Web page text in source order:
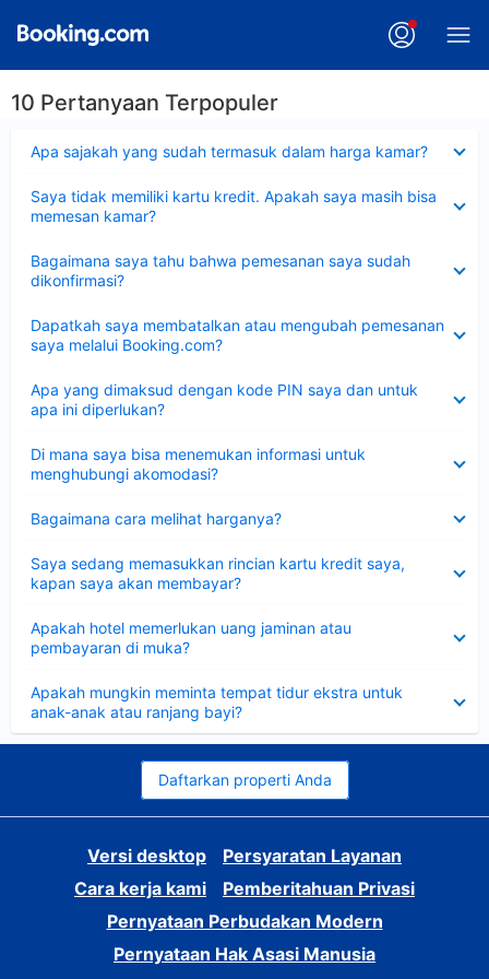
10 Pertanyaan Terpopuler
Apa sajakah yang sudah termasuk dalam harga kamar?
Saya tidak memiliki kartu kredit. Apakah saya masih bisa
memesan kamar?
Bagaimana saya tahu bahwa pemesanan saya sudah
dikonfirmasi?
Dapatkah saya membatalkan atau mengubah pemesanan
saya melalui Booking.com?
Apa yang dimaksud dengan kode PIN saya dan untuk
apa ini diperlukan?
Di mana saya bisa menemukan informasi untuk
menghubungi akomodasi?
Bagaimana cara melihat harganya?
Saya sedang memasukkan rincian kartu kredit saya,
kapan saya akan membayar?
Apakah hotel memerlukan uang jaminan atau
pembayaran di muka?
Apakah mungkin meminta tempat tidur ekstra untuk
anak-anak atau ranjang bayi?
Daftarkan properti Anda
Versi desktop
Persyaratan Layanan
Cara kerja kami
Pemberitahuan Privasi
Pernyataan Perbudakan Modern
Pernyataan Hak Asasi Manusia